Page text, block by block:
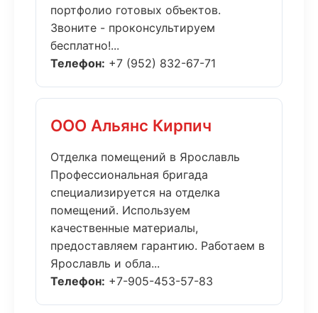
портфолио готовых объектов.
Звоните - проконсультируем
бесплатно!...
Телефон: +7 (952) 832-67-71
ООО Альянс Кирпич
Отделка помещений в Ярославль
Профессиональная бригада
специализируется на отделка
помещений. Используем
качественные материалы,
предоставляем гарантию. Работаем в
Ярославль и обла...
Телефон: +7-905-453-57-83